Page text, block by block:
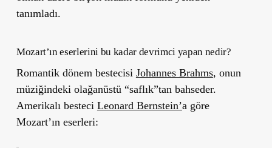
tanımladı.
Mozart’ın eserlerini bu kadar devrimci yapan nedir?
Romantik dönem bestecisi Johannes Brahms, onun
müziğindeki olağanüstü “saflık”tan bahseder.
Amerikalı besteci Leonard Bernstein’a göre
Mozart’ın eserleri: